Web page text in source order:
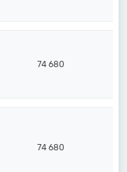
74 680
74 680